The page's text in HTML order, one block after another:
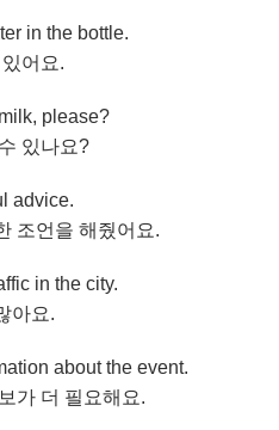
in the bottle.
어요.
please?
있나요?
advice.
조언을 해줬어요.
in the city.
아요.
about the event.
가 더 필요해요.